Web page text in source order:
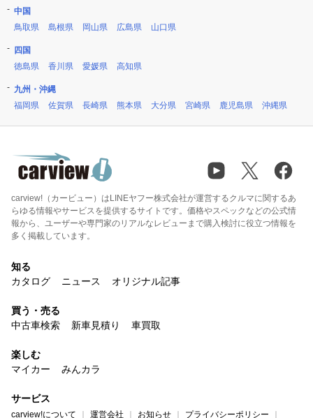
中国
鳥取県
島根県 岡山県 広島県 山口県
四国
徳島県
香川県 愛媛県 高知県
九州・沖縄
福岡県
佐賀県 長崎県 熊本県 大分県 宮崎県 鹿児島県 沖縄県
carview!（カービュー）はLINEヤフー株式会社が運営するクルマに関するあ
らゆる情報やサービスを提供するサイトです。価格やスペックなどの公式情
報から、ユーザーや専門家のリアルなレビューまで購入検討に役立つ情報を
多く掲載しています。
知る
カタログ
ニュース オリジナル記事
買う・売る
中古車検索
新車見積り 車買取
楽しむ
マイカー
みんカラ
サービス
carview!について 運営会社 お知らせ プライバシーポリシー